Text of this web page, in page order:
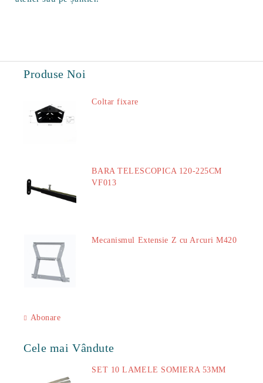
Produse Noi
Coltar fixare
BARA TELESCOPICA 120-225CM
VF013
Mecanismul Extensie Z cu Arcuri M420
Abonare
Cele mai Vândute
SET 10 LAMELE SOMIERA 53MM